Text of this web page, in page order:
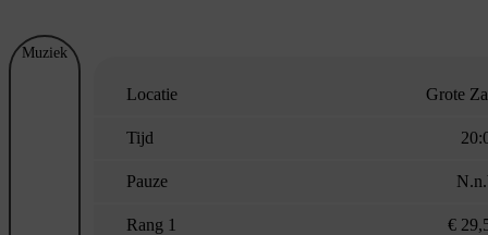
Muziek
Locatie Grote
Tijd
Pauze
Rang 1 €